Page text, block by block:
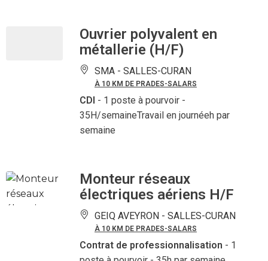
Ouvrier polyvalent en
métallerie (H/F)
SMA - SALLES-CURAN
À 10 KM DE PRADES-SALARS
CDI - 1 poste à pourvoir -
35H/semaineTravail en journéeh par
semaine
Monteur réseaux
électriques aériens H/F
GEIQ AVEYRON - SALLES-CURAN
À 10 KM DE PRADES-SALARS
Contrat de professionnalisation - 1